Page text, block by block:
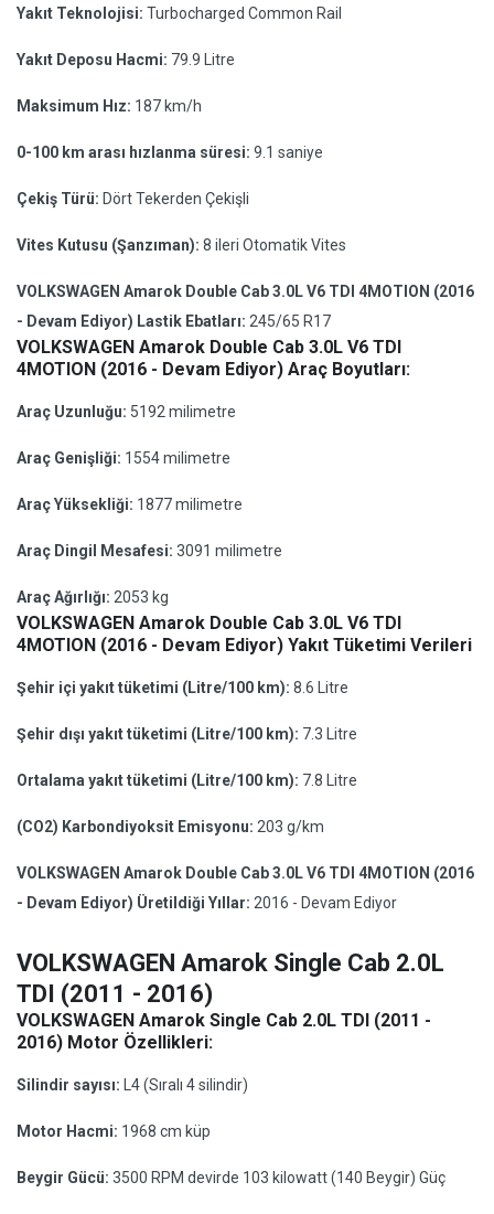
Yakıt Teknolojisi: Turbocharged Common Rail
Yakıt Deposu Hacmi: 79.9 Litre
Maksimum Hız: 187 km/h
0-100 km arası hızlanma süresi: 9.1 saniye
Çekiş Türü: Dört Tekerden Çekişli
Vites Kutusu (Şanzıman): 8 ileri Otomatik Vites
VOLKSWAGEN Amarok Double Cab 3.0L V6 TDI 4MOTION (2016
- Devam Ediyor) Lastik Ebatları: 245/65 R17
VOLKSWAGEN Amarok Double Cab 3.0L V6 TDI
4MOTION (2016 - Devam Ediyor) Araç Boyutları:
Araç Uzunluğu: 5192 milimetre
Araç Genişliği: 1554 milimetre
Araç Yüksekliği: 1877 milimetre
Araç Dingil Mesafesi: 3091 milimetre
Araç Ağırlığı: 2053 kg
VOLKSWAGEN Amarok Double Cab 3.0L V6 TDI
4MOTION (2016 - Devam Ediyor) Yakıt Tüketimi Verileri
Şehir içi yakıt tüketimi (Litre/100 km): 8.6 Litre
Şehir dışı yakıt tüketimi (Litre/100 km): 7.3 Litre
Ortalama yakıt tüketimi (Litre/100 km): 7.8 Litre
(CO2) Karbondiyoksit Emisyonu: 203 g/km
VOLKSWAGEN Amarok Double Cab 3.0L V6 TDI 4MOTION (2016
- Devam Ediyor) Üretildiği Yıllar: 2016 - Devam Ediyor
VOLKSWAGEN Amarok Single Cab 2.0L
TDI (2011 - 2016)
VOLKSWAGEN Amarok Single Cab 2.0L TDI (2011 -
2016) Motor Özellikleri:
Silindir sayısı: L4 (Sıralı 4 silindir)
Motor Hacmi: 1968 cm küp
Beygir Gücü: 3500 RPM devirde 103 kilowatt (140 Beygir) Güç